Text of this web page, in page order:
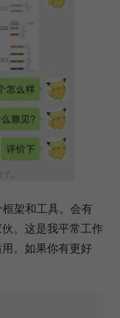
架和工具。会有
。这是我平常工作
。如果你有更好